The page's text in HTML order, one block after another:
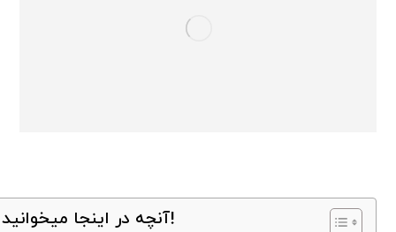
آنچه در اینجا میخوانید!